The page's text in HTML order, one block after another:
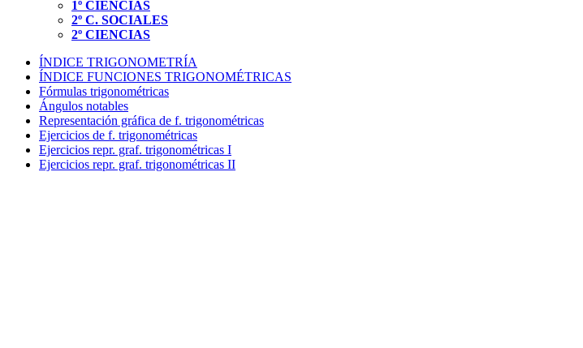
1º CIENCIAS
2º C. SOCIALES
2º CIENCIAS
ÍNDICE TRIGONOMETRÍA
ÍNDICE FUNCIONES TRIGONOMÉTRICAS
Fórmulas trigonométricas
Ángulos notables
Representación gráfica de f. trigonométricas
Ejercicios de f. trigonométricas
Ejercicios repr. graf. trigonométricas I
Ejercicios repr. graf. trigonométricas II